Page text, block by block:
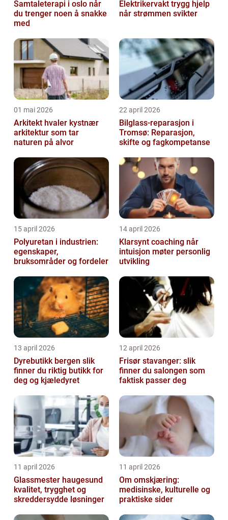
Samtaleterapi i oslo når
du trenger noen å snakke
med
Elektrikervakt trygg hjelp
når strømmen svikter
01 mai 2026
Arkitekt hvaler kystnær
arkitektur som tar
naturen på alvor
22 april 2026
Bilglass-reparasjon i
Tromsø: Reparasjon,
skifte og fagkompetanse
15 april 2026
Polyuretan i industrien:
egenskaper,
bruksområder og fordeler
14 april 2026
Klarsynt coaching når
intuisjon møter personlig
utvikling
13 april 2026
Dyrebutikk bergen slik
finner du riktig butikk for
deg og kjæledyret
12 april 2026
Frisør stavanger: slik
finner du salongen som
faktisk passer deg
11 april 2026
Glassmester haugesund
kvalitet, trygghet og
skreddersydde løsninger
11 april 2026
Om omskjæring:
medisinske, kulturelle og
praktiske sider